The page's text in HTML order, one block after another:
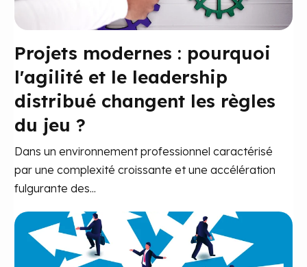
Projets modernes : pourquoi
l'agilité et le leadership
distribué changent les règles
du jeu ?
Dans un environnement professionnel caractérisé
par une complexité croissante et une accélération
fulgurante des...